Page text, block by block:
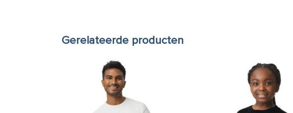
Gerelateerde producten